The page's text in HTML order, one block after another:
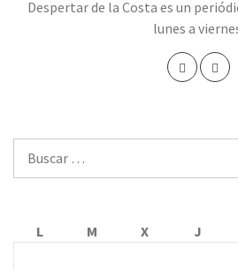
Despertar de la Costa es un
lunes a
L
M X J